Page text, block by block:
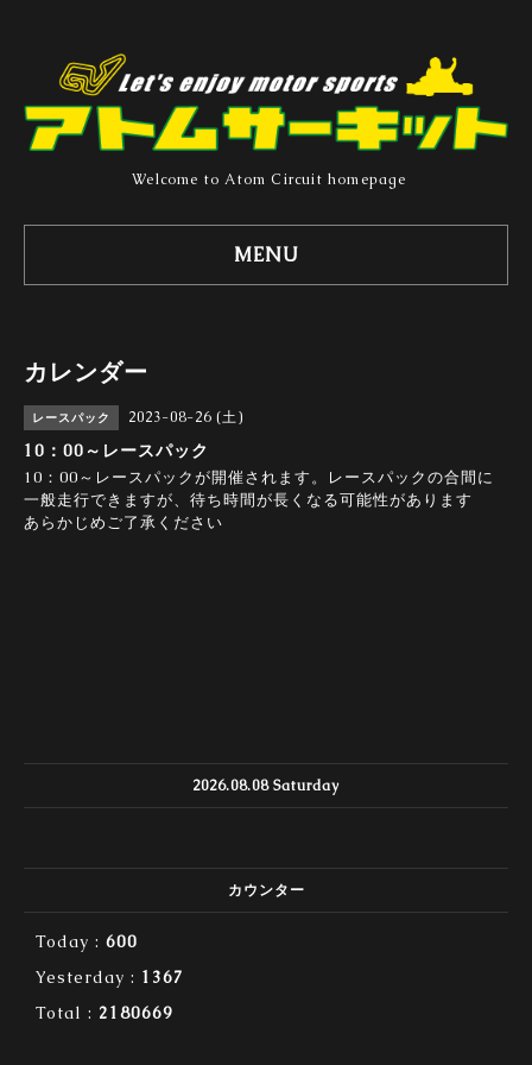
Welcome to Atom Circuit homepage
MENU
カレンダー
レースパック 2023-08-26 (土)
10：00～レースパック
10：00～レースパックが開催されます。レースパックの合間に
一般走行できますが、待ち時間が長くなる可能性があります
あらかじめご了承ください
2026.08.08 Saturday
カウンター
Today : 600
Yesterday : 1367
Total : 2180669